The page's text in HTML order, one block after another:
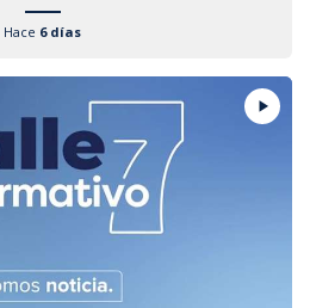
Hace 6 días